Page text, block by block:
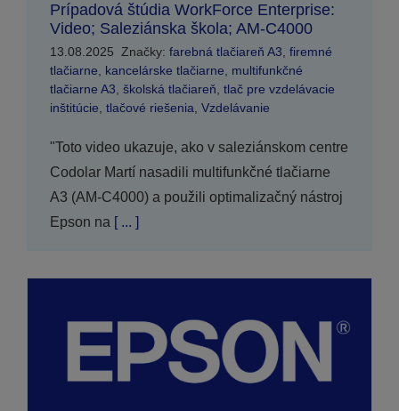
Prípadová štúdia WorkForce Enterprise:
Video; Saleziánska škola; AM-C4000
13.08.2025 Značky: farebná tlačiareň A3 firemné
tlačiarne
kancelárske tlačiarne
multifunkčné
tlačiarne A3 školská tlačiareň tlač pre vzdelávacie
inštitúcie tlačové riešenia Vzdelávanie
"Toto video ukazuje, ako v saleziánskom centre
Codolar Martí nasadili multifunkčné tlačiarne
A3 (AM-C4000) a použili optimalizačný nástroj
Epson na [ ... ]